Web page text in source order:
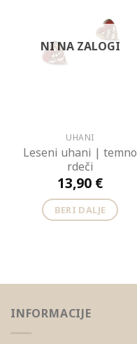
NI NA ZALOGI
UHANI
Leseni uhani | temno
rdeči
13,90 €
BERI DALJE
INFORMACIJE